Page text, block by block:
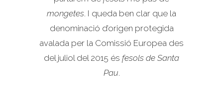
mongetes. I queda ben clar que la
denominació d’origen protegida
avalada per la Comissió Europea des
del juliol del 2015 és fesols de Santa
Pau.